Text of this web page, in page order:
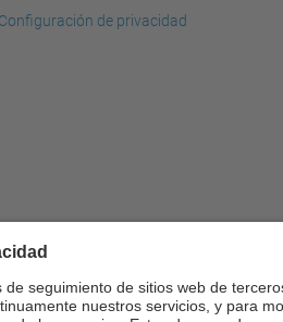
Configuración de privacidad